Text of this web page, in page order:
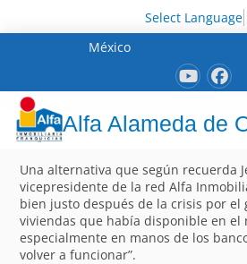
Select Language
México
Alfa Alameda de
Una alternativa que según recuerda
vicepresidente de la red Alfa
bien justo después de la crisis por el
viviendas que había disponible en el
especialmente en manos de los
volver a funcionar”.